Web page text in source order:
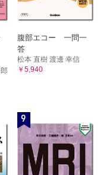
腹部エコー 一問一
答
松本 直樹 渡邊 幸信
￥5,940
9